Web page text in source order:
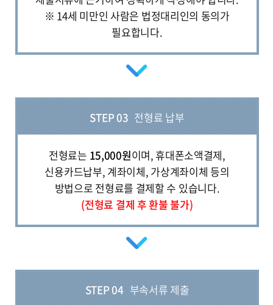
※ 14세 미만인 사람은 법정대리인의 동의가
필요합니다.
STEP 03 전형료 납부
전형료는 15,000원이며, 휴대폰소액결제,
신용카드납부, 계좌이체, 가상계좌이체 등의
방법으로 전형료를 결제할 수 있습니다.
(전형료 결제 후 환불 불가)
STEP 04 부속서류 제출